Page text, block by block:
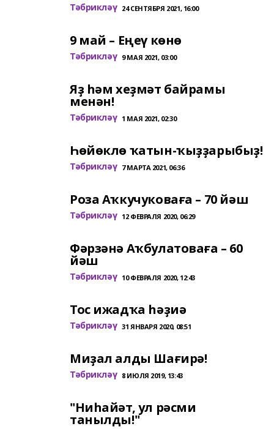
Тәбрикләү 24 СЕНТЯБРЯ 2021, 16:00
9 май – Еңеү көнө
Тәбрикләү 9 МАЯ 2021, 03:00
Яҙ һәм хеҙмәт байрамы
менән!
Тәбрикләү 1 МАЯ 2021, 02:30
Һөйөклө ҡатын-ҡыҙҙарыбыҙ!
Тәбрикләү 7 МАРТА 2021, 06:36
Роза Аҡкучуковаға – 70 йәш
Тәбрикләү 12 ФЕВРАЛЯ 2020, 06:29
Фәрзәнә Аҡбулатоваға – 60
йәш
Тәбрикләү 10 ФЕВРАЛЯ 2020, 12:43
Тос ижадҡа һәҙиә
Тәбрикләү 31 ЯНВАРЯ 2020, 08:51
Миҙал алды Шағирә!
Тәбрикләү 8 ИЮЛЯ 2019, 13:43
"Ниһайәт, ул рәсми
танылды!"